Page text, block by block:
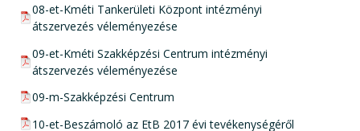
pdf csatolmány:
08-et-Kméti Tankerületi Központ intézményi
átszervezés véleményezése
pdf csatolmány:
09-et-Kméti Szakképzési Centrum intézményi
átszervezés véleményezése
pdf csatolmány:
09-m-Szakképzési Centrum
pdf csatolmány:
10-et-Beszámoló az EtB 2017 évi tevékenységéről